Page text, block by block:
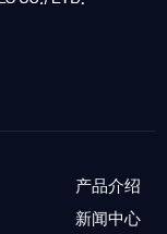
产品介绍
新闻中心